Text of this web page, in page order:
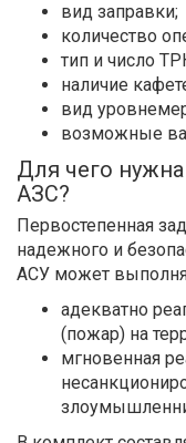
вид заправки;
количество
тип и число
наличие
вид
возможные
Для чего
АЗС?
Первостепенная
надежного и
АСУ может
адекватно
(пожар) на
мгновенная